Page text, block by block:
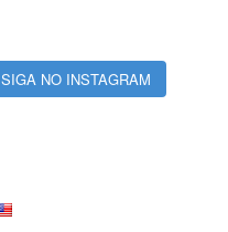
SIGA NO INSTAGRAM